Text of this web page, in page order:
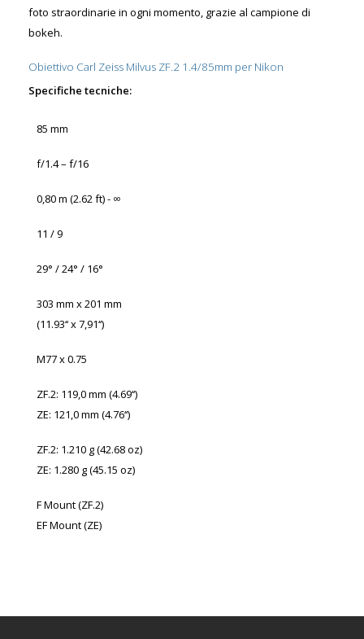
foto straordinarie in ogni momento, grazie al campione di
bokeh.
Obiettivo Carl Zeiss Milvus ZF.2 1.4/85mm per Nikon
Specifiche tecniche:
85 mm
f/1.4 – f/16
0,80 m (2.62 ft) - ∞
11 / 9
29° / 24° / 16°
303 mm x 201 mm
(11.93‘‘ x 7,91‘‘)
M77 x 0.75
ZF.2: 119,0 mm (4.69‘‘)
ZE: 121,0 mm (4.76‘‘)
ZF.2: 1.210 g (42.68 oz)
ZE: 1.280 g (45.15 oz)
F Mount (ZF.2)
EF Mount (ZE)